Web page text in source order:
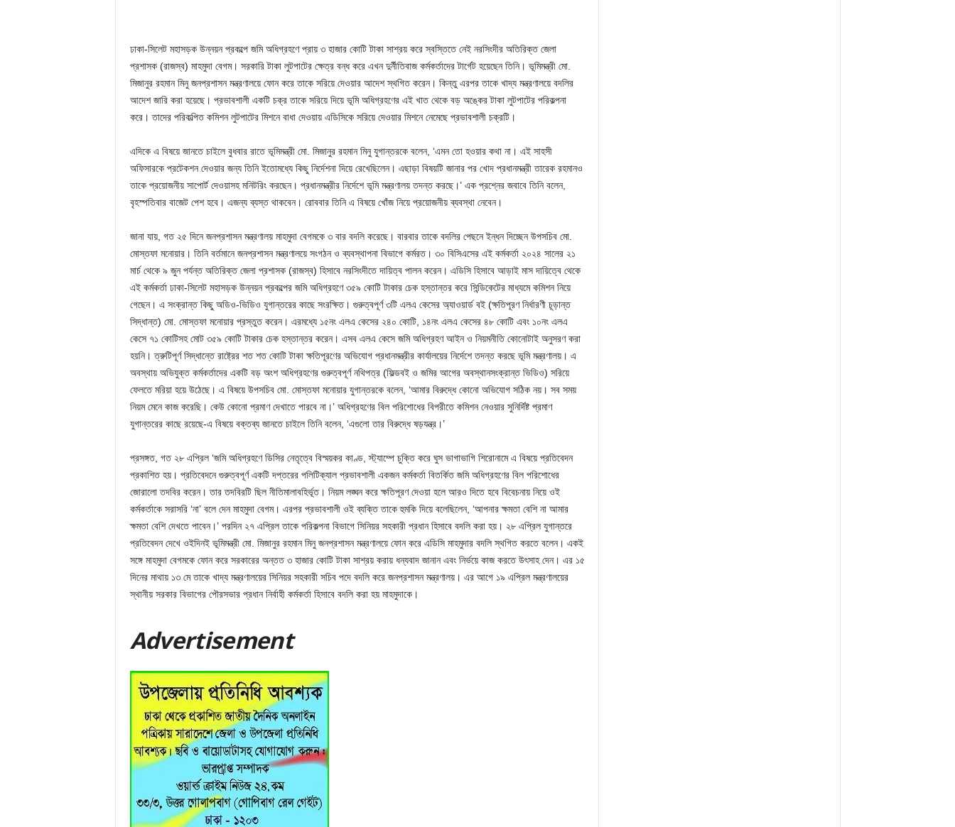
ঢাকা-সিলেট মহাসড়ক উন্নয়ন প্রকল্পে জমি অধিগ্রহণে প্রায় ৩ হাজার কোটি টাকা সাশ্রয় করে স্বস্তিতে নেই নরসিংদীর অতিরিক্ত জেলা
প্রশাসক (রাজস্ব) মাহমুদা বেগম। সরকারি টাকা লুটপাটের ক্ষেত্র বন্ধ করে এখন দুর্নীতিবাজ কর্মকর্তাদের টার্গেট হয়েছেন তিনি। ভূমিমন্ত্রী মো.
মিজানুর রহমান মিনু জনপ্রশাসন মন্ত্রণালয়ে ফোন করে তাকে সরিয়ে দেওয়ার আদেশ স্থগিত করেন। কিন্তু এরপর তাকে খাদ্য মন্ত্রণালয়ে বদলির
আদেশ জারি করা হয়েছে। প্রভাবশালী একটি চক্র তাকে সরিয়ে দিয়ে ভূমি অধিগ্রহণের এই খাত থেকে বড় অঙ্কের টাকা লুটপাটের পরিকল্পনা
করে। তাদের পরিকল্পিত কমিশন লুটপাটের মিশনে বাধা দেওয়ায় এডিসিকে সরিয়ে দেওয়ার মিশনে নেমেছে প্রভাবশালী চক্রটি।
এদিকে এ বিষয়ে জানতে চাইলে বুধবার রাতে ভূমিমন্ত্রী মো. মিজানুর রহমান মিনু যুগান্তরকে বলেন, ‘এমন তো হওয়ার কথা না। এই সাহসী
অফিসারকে প্রটেকশন দেওয়ার জন্য তিনি ইতোমধ্যে কিছু নির্দেশনা দিয়ে রেখেছিলেন। এছাড়া বিষয়টি জানার পর খোদ প্রধানমন্ত্রী তারেক রহমানও
তাকে প্রয়োজনীয় সাপোর্ট দেওয়াসহ মনিটরিং করছেন। প্রধানমন্ত্রীর নির্দেশে ভূমি মন্ত্রণালয় তদন্ত করছে।’ এক প্রশ্নের জবাবে তিনি বলেন,
বৃহস্পতিবার বাজেট পেশ হবে। এজন্য ব্যস্ত থাকবেন। রোববার তিনি এ বিষয়ে খোঁজ নিয়ে প্রয়োজনীয় ব্যবস্থা নেবেন।
জানা যায়, গত ২৫ দিনে জনপ্রশাসন মন্ত্রণালয় মাহমুদা বেগমকে ৩ বার বদলি করেছে। বারবার তাকে বদলির পেছনে ইন্ধন দিচ্ছেন উপসচিব মো.
মোস্তফা মনোয়ার। তিনি বর্তমানে জনপ্রশাসন মন্ত্রণালয়ে সংগঠন ও ব্যবস্থাপনা বিভাগে কর্মরত। ৩০ বিসিএসের এই কর্মকর্তা ২০২৪ সালের ২১
মার্চ থেকে ৯ জুন পর্যন্ত অতিরিক্ত জেলা প্রশাসক (রাজস্ব) হিসাবে নরসিংদীতে দায়িত্ব পালন করেন। এডিসি হিসাবে আড়াই মাস দায়িত্বে থেকে
এই কর্মকর্তা ঢাকা-সিলেট মহাসড়ক উন্নয়ন প্রকল্পের জমি অধিগ্রহণে ৩৫৯ কোটি টাকার চেক হস্তান্তর করে সিন্ডিকেটের মাধ্যমে কমিশন নিয়ে
গেছেন। এ সংক্রান্ত কিছু অডিও-ভিডিও যুগান্তরের কাছে সংরক্ষিত। গুরুত্বপূর্ণ ৩টি এলএ কেসের অ্যাওয়ার্ড বই (ক্ষতিপূরণ নির্ধারণী চূড়ান্ত
সিদ্ধান্ত) মো. মোস্তফা মনোয়ার প্রস্তুত করেন। এরমধ্যে ১৫নং এলএ কেসের ২৪০ কোটি, ১৪নং এলএ কেসের ৪৮ কোটি এবং ১০নং এলএ
কেসে ৭১ কোটিসহ মোট ৩৫৯ কোটি টাকার চেক হস্তান্তর করেন। এসব এলএ কেসে জমি অধিগ্রহণ আইন ও নিয়মনীতি কোনোটাই অনুসরণ করা
হয়নি। ত্রুটিপূর্ণ সিদ্ধান্তে রাষ্ট্রের শত শত কোটি টাকা ক্ষতিপূরণের অভিযোগ প্রধানমন্ত্রীর কার্যালয়ের নির্দেশে তদন্ত করছে ভূমি মন্ত্রণালয়। এ
অবস্থায় অভিযুক্ত কর্মকর্তাদের একটি বড় অংশ অধিগ্রহণের গুরুত্বপূর্ণ নথিপত্র (ফিল্ডবই ও জমির আগের অবস্থানসংক্রান্ত ভিডিও) সরিয়ে
ফেলতে মরিয়া হয়ে উঠেছে। এ বিষয়ে উপসচিব মো. মোস্তফা মনোয়ার যুগান্তরকে বলেন, ‘আমার বিরুদ্ধে কোনো অভিযোগ সঠিক নয়। সব সময়
নিয়ম মেনে কাজ করেছি। কেউ কোনো প্রমাণ দেখাতে পারবে না।’ অধিগ্রহণের বিল পরিশোধের বিপরীতে কমিশন নেওয়ার সুনির্দিষ্ট প্রমাণ
যুগান্তরের কাছে রয়েছে-এ বিষয়ে বক্তব্য জানতে চাইলে তিনি বলেন, ‘এগুলো তার বিরুদ্ধে ষড়যন্ত্র।’
প্রসঙ্গত, গত ২৮ এপ্রিল ‘জমি অধিগ্রহণে ডিসির নেতৃত্বে বিস্ময়কর কাণ্ড, স্ট্যাম্পে চুক্তি করে ঘুস ভাগাভাগি শিরোনামে এ বিষয়ে প্রতিবেদন
প্রকাশিত হয়। প্রতিবেদনে গুরুত্বপূর্ণ একটি দপ্তরের পলিটিক্যাল প্রভাবশালী একজন কর্মকর্তা বিতর্কিত জমি অধিগ্রহণের বিল পরিশোধের
জোরালো তদবির করেন। তার তদবিরটি ছিল নীতিমালাবহির্ভূত। নিয়ম লঙ্ঘন করে ক্ষতিপূরণ দেওয়া হলে আরও দিতে হবে বিবেচনায় নিয়ে ওই
কর্মকর্তাকে সরাসরি ‘না’ বলে দেন মাহমুদা বেগম। এরপর প্রভাবশালী ওই ব্যক্তি তাকে হুমকি দিয়ে বলেছিলেন, ‘আপনার ক্ষমতা বেশি না আমার
ক্ষমতা বেশি দেখতে পাবেন।’ পরদিন ২৭ এপ্রিল তাকে পরিকল্পনা বিভাগে সিনিয়র সহকারী প্রধান হিসাবে বদলি করা হয়। ২৮ এপ্রিল যুগান্তরে
প্রতিবেদন দেখে ওইদিনই ভূমিমন্ত্রী মো. মিজানুর রহমান মিনু জনপ্রশাসন মন্ত্রণালয়ে ফোন করে এডিসি মাহমুদার বদলি স্থগিত করতে বলেন। একই
সঙ্গে মাহমুদা বেগমকে ফোন করে সরকারের অন্তত ৩ হাজার কোটি টাকা সাশ্রয় করায় ধন্যবাদ জানান এবং নির্ভয়ে কাজ করতে উৎসাহ দেন। এর ১৫
দিনের মাথায় ১৩ মে তাকে খাদ্য মন্ত্রণালয়ের সিনিয়র সহকারী সচিব পদে বদলি করে জনপ্রশাসন মন্ত্রণালয়। এর আগে ১৯ এপ্রিল মন্ত্রণালয়ের
স্থানীয় সরকার বিভাগের পৌরসভার প্রধান নির্বাহী কর্মকর্তা হিসাবে বদলি করা হয় মাহমুদাকে।
Advertisement